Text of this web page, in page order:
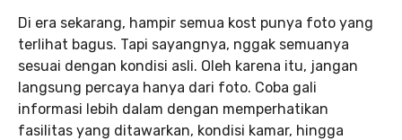
Di era sekarang, hampir semua kost punya foto yang
terlihat bagus. Tapi sayangnya, nggak semuanya
sesuai dengan kondisi asli. Oleh karena itu, jangan
langsung percaya hanya dari foto. Coba gali
informasi lebih dalam dengan memperhatikan
fasilitas yang ditawarkan, kondisi kamar, hingga